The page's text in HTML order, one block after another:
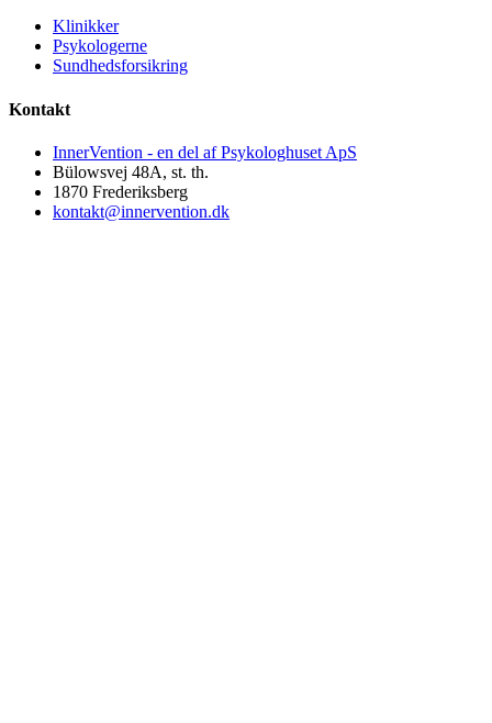
Klinikker
Psykologerne
Sundhedsforsikring
Kontakt
InnerVention - en del af Psykologhuset ApS
Bülowsvej 48A, st. th.
1870 Frederiksberg
kontakt@innervention.dk